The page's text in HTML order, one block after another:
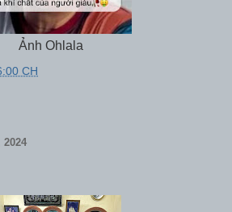
Ảnh Ohlala
CH
2024